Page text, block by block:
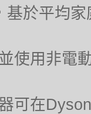
基於平均
使用非電
可在